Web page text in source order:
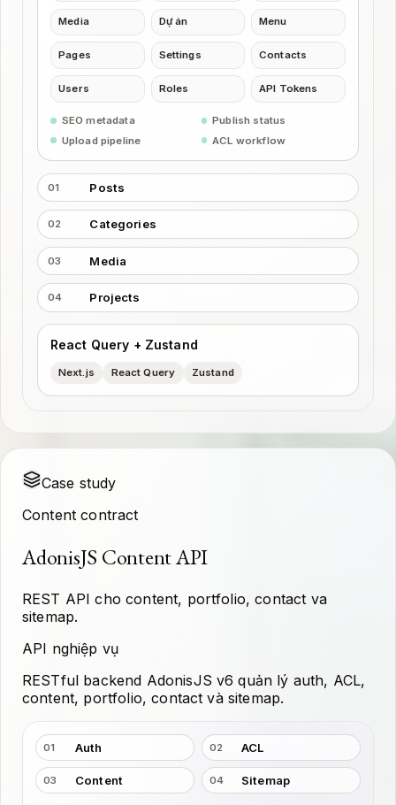
Media Dự án Menu
Pages Settings Contacts
Users Roles API Tokens
SEO metadata
Publish status
Upload pipeline
ACL workflow
01 Posts
02 Categories
03 Media
04 Projects
React Query + Zustand
Next.js React Query Zustand
Case study
Content contract
AdonisJS Content API
REST API cho content, portfolio, contact va
sitemap.
API nghiệp vụ
RESTful backend AdonisJS v6 quản lý auth, ACL,
content, portfolio, contact và sitemap.
01 Auth 02 ACL
03 Content 04 Sitemap